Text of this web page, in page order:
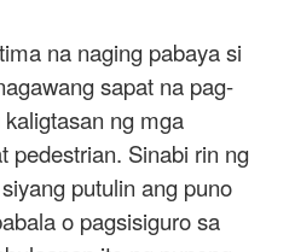
na naging pabaya si
sapat na pag-
ng mga
pedestrian. Sinabi rin ng
putulin ang puno
o pagsisiguro sa